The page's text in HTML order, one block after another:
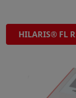
HILARIS® FL